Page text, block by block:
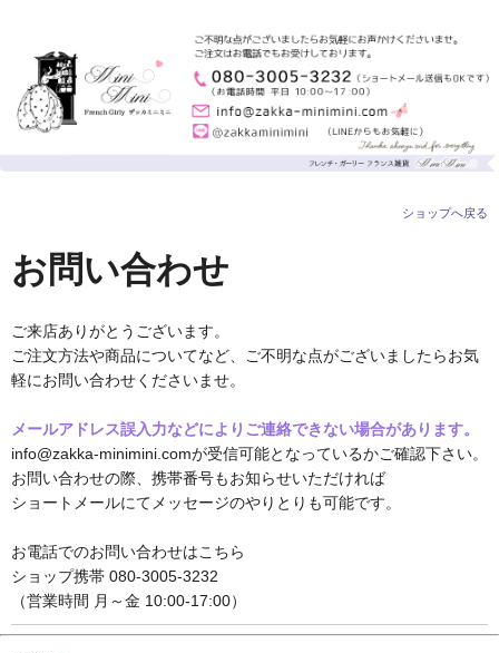
ショップへ戻る
お問い合わせ
ご来店ありがとうございます。
ご注文方法や商品についてなど、ご不明な点がございましたらお気
軽にお問い合わせくださいませ。
メールアドレス誤入力などによりご連絡できない場合があります。
info@zakka-minimini.comが受信可能となっているかご確認下さい。
お問い合わせの際、携帯番号もお知らせいただければ
ショートメールにてメッセージのやりとりも可能です。
お電話でのお問い合わせはこちら
ショップ携帯 080-3005-3232
（営業時間 月～金 10:00-17:00）